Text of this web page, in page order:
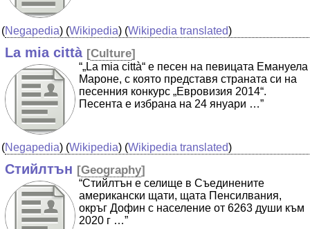
(Negapedia) (Wikipedia) (Wikipedia translated)
La mia città [Culture]
“„La mia città“ е песен на певицата Емануела
Мароне, с която представя страната си на
песенния конкурс „Евровизия 2014“.
Песента е избрана на 24 януари …”
(Negapedia) (Wikipedia) (Wikipedia translated)
Стийлтън [Geography]
“Стийлтън е селище в Съединените
американски щати, щата Пенсилвания,
окръг Дофин с население от 6263 души към
2020 г …”